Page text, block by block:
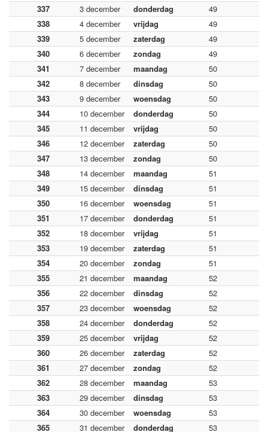
337
3 december donderdag
49
338
4 december vrijdag
49
339
5 december zaterdag
49
340
6 december zondag
49
341
7 december maandag
50
342
8 december dinsdag
50
343
9 december woensdag
50
344
10 december donderdag
50
345
11 december vrijdag
50
346
12 december zaterdag
50
347
13 december zondag
50
348
14 december maandag
51
349
15 december dinsdag
51
350
16 december woensdag
51
351
17 december donderdag
51
352
18 december vrijdag
51
353
19 december zaterdag
51
354
20 december zondag
51
355
21 december maandag
52
356
22 december dinsdag
52
357
23 december woensdag
52
358
24 december donderdag
52
359
25 december vrijdag
52
360
26 december zaterdag
52
361
27 december zondag
52
362
28 december maandag
53
363
29 december dinsdag
53
364
30 december woensdag
53
365
31 december donderdag 53